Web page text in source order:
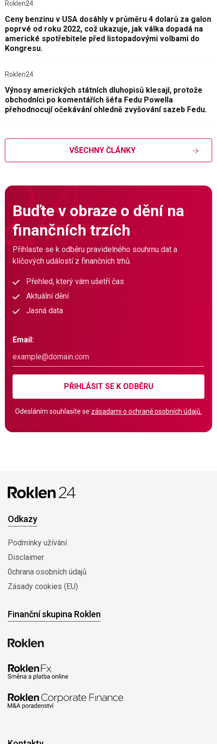
Roklen24
Ceny benzinu v USA dosáhly v průměru 4 dolarů za galon
poprvé od roku 2022, což ukazuje, jak válka dopadá na
americké spotřebitele před listopadovými volbami do
Kongresu.
Roklen24
Výnosy amerických státních dluhopisů klesají, protože
obchodníci po komentářích šéfa Fedu Powella
přehodnocují očekávání ohledně zvyšování sazeb Fedu.
VŠECHNY ČLÁNKY
Buďte v obraze o dění na
finančních trzích
Přihlaste se k odběru pravidelného souhrnu dat a
klíčových událostí z finančních trhů.
Přehled, který vám ušetří čas
Aktuální dění
Jasná data
Email:
PŘIHLÁSIT SE K ODBĚRU
Odesláním souhlasíte se zásadami o ochraně osobních údajů.
Odkazy
Podmínky užívání
Disclaimer
0chrana osobních údajů
Zásady cookies (EU)
Finanční skupina Roklen